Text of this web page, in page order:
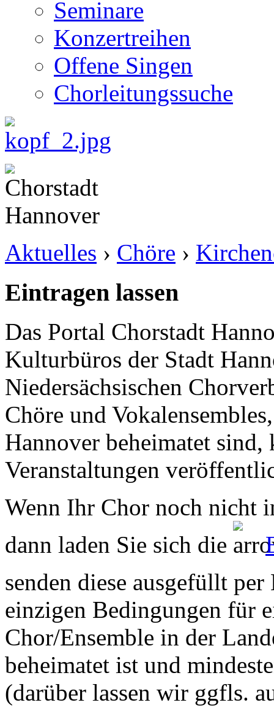
Seminare
Konzertreihen
Offene Singen
Chorleitungssuche
Aktuelles › Chöre ›
Eintragen lassen
Das Portal Chorstadt
Kulturbüros der Stadt
Niedersächsischen
Chöre und
Hannover beheimatet sind,
Veranstaltungen
Wenn Ihr Chor noch nicht
dann laden Sie sich die
senden diese ausgefüllt
einzigen Bedingungen für
Chor/Ensemble in der
beheimatet ist und
(darüber lassen wir ggfls.